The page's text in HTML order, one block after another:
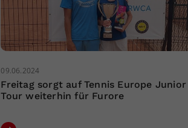
09.06.2024
Freitag sorgt auf Tennis Europe Junior
Tour weiterhin für Furore